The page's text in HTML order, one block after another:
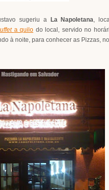
sugeriu a La Napoletana,
a quilo do local, servido no
à noite, para conhecer as Pizzas,